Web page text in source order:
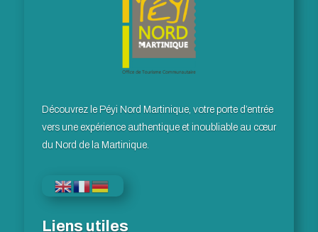
Découvrez le Péyi Nord Martinique, votre porte d’entrée
vers une expérience authentique et inoubliable au cœur
du Nord de la Martinique.
Liens utiles